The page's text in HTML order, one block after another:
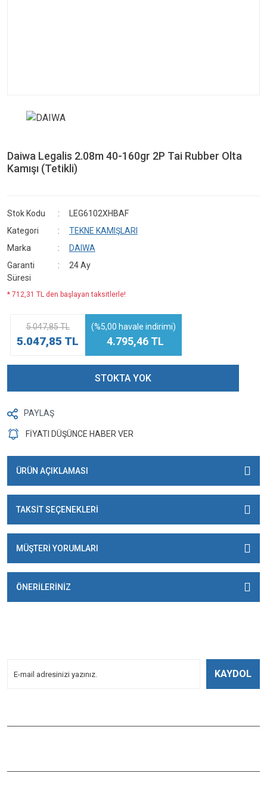
Daiwa Legalis 2.08m 40-160gr 2P Tai Rubber Olta
Kamışı (Tetikli)
Stok Kodu
LEG6102XHBAF
Kategori
TEKNE KAMIŞLARI
Marka
DAIWA
Garanti
Süresi
24 Ay
* 712,31 TL den başlayan taksitlerle!
5.047,85 TL
5.047,85 TL
(%5,00 havale indirimi)
4.795,46 TL
STOKTA YOK
PAYLAŞ
FİYATI DÜŞÜNCE HABER VER
ÜRÜN AÇIKLAMASI
TAKSİT SEÇENEKLERİ
MÜŞTERİ YORUMLARI
ÖNERİLERİNİZ
KAYDOL